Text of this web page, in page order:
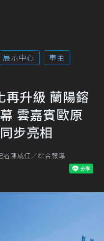
展示中心
車主
再升級 蘭陽鎔
雲嘉賓歐原
步亮相
者陳威任／綜合報導